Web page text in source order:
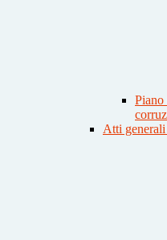
Piano
Atti generali